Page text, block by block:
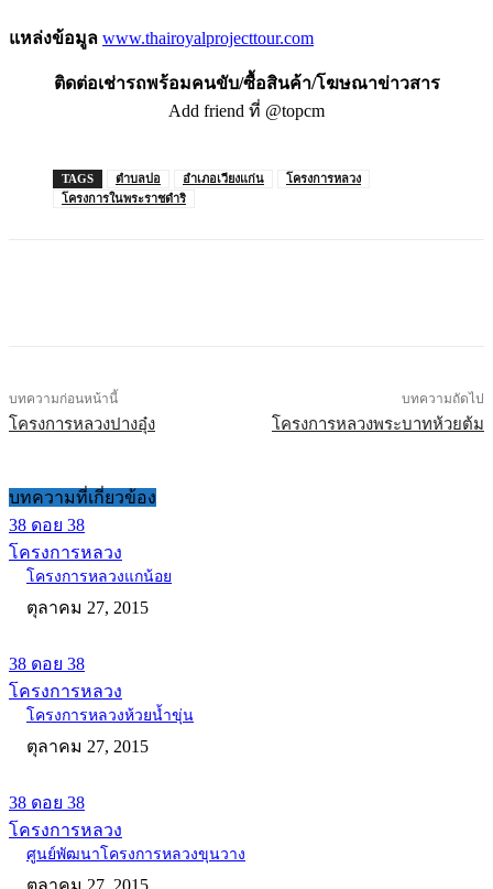
แหล่งข้อมูล www.thairoyalprojecttour.com
ติดต่อเช่ารถพร้อมคนขับ/ซื้อสินค้า/โฆษณาข่าวสาร
Add friend ที่ @topcm
TAGS ตำบลปอ อำเภอเวียงแก่น
โครงการหลวง
โครงการในพระราชดำริ
บทความก่อนหน้านี้
โครงการหลวงปางอุ๋ง
บทความถัดไป
โครงการหลวงพระบาทห้วยต้ม
บทความที่เกี่ยวข้อง
38 ดอย 38
โครงการหลวง
โครงการหลวงแกน้อย
ตุลาคม 27, 2015
38 ดอย 38
โครงการหลวง
โครงการหลวงห้วยน้ำขุ่น
ตุลาคม 27, 2015
38 ดอย 38
โครงการหลวง
ศูนย์พัฒนาโครงการหลวงขุนวาง